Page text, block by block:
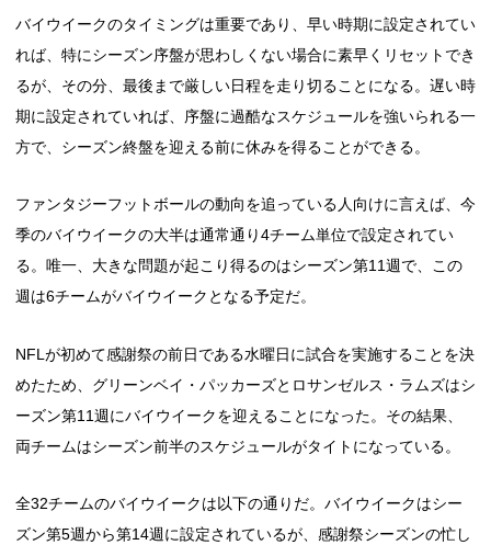
バイウイークのタイミングは重要であり、早い時期に設定されてい
れば、特にシーズン序盤が思わしくない場合に素早くリセットでき
るが、その分、最後まで厳しい日程を走り切ることになる。遅い時
期に設定されていれば、序盤に過酷なスケジュールを強いられる一
方で、シーズン終盤を迎える前に休みを得ることができる。
ファンタジーフットボールの動向を追っている人向けに言えば、今
季のバイウイークの大半は通常通り4チーム単位で設定されてい
る。唯一、大きな問題が起こり得るのはシーズン第11週で、この
週は6チームがバイウイークとなる予定だ。
NFLが初めて感謝祭の前日である水曜日に試合を実施することを決
めたため、グリーンベイ・パッカーズとロサンゼルス・ラムズはシ
ーズン第11週にバイウイークを迎えることになった。その結果、
両チームはシーズン前半のスケジュールがタイトになっている。
全32チームのバイウイークは以下の通りだ。バイウイークはシー
ズン第5週から第14週に設定されているが、感謝祭シーズンの忙し